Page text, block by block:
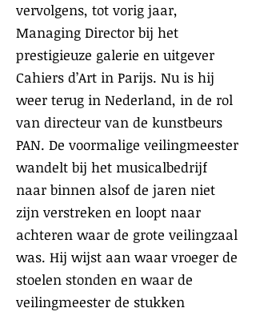
vervolgens, tot vorig jaar,
Managing Director bij het
prestigieuze galerie en uitgever
Cahiers d’Art in Parijs. Nu is hij
weer terug in Nederland, in de rol
van directeur van de kunstbeurs
PAN. De voormalige veilingmeester
wandelt bij het musicalbedrijf
naar binnen alsof de jaren niet
zijn verstreken en loopt naar
achteren waar de grote veilingzaal
was. Hij wijst aan waar vroeger de
stoelen stonden en waar de
veilingmeester de stukken